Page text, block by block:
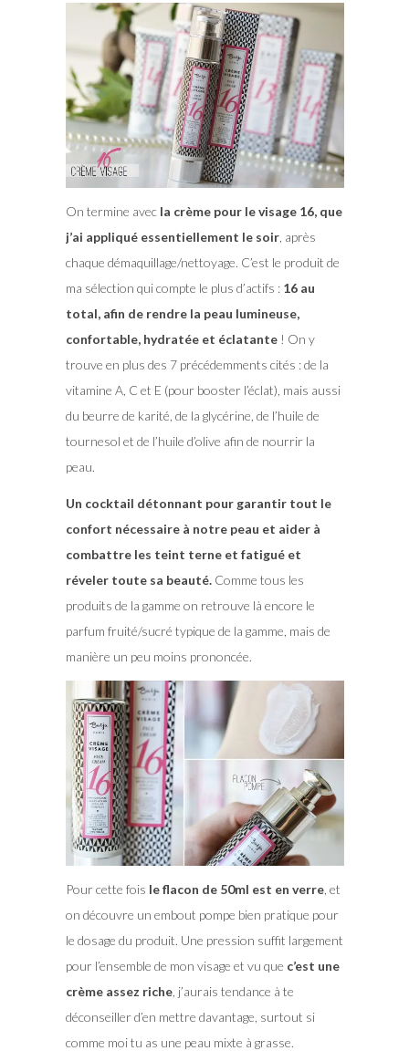
On termine avecla crème pour le visage 16, que
j’ai appliqué essentiellement le soir, après
chaque démaquillage/nettoyage. C’est le produit de
ma sélection qui compte le plus d’actifs : 16 au
total, afin de rendre la peau lumineuse,
confortable, hydratée et éclatante! On y
trouve en plus des 7 précédemments cités : de la
vitamine A, C et E (pour booster l’éclat), mais aussi
du beurre de karité, de la glycérine, de l’huile de
tournesol et de l’huile d’olive afin de nourrir la
peau.
Un cocktail détonnant pour garantir tout le
confort nécessaire à notre peau et aider à
combattre les teint terne et fatigué et
réveler toute sa beauté.Comme tous les
produits de la gamme on retrouve là encore le
parfum fruité/sucré typique de la gamme, mais de
manière un peu moins prononcée.
Pour cette fois le flacon de 50ml est en verre, et
on découvre un embout pompe bien pratique pour
le dosage du produit. Une pression suffit largement
pour l’ensemble de mon visage et vu que c’est une
crème assez riche, j’aurais tendance à te
déconseiller d’en mettre davantage, surtout si
comme moi tu as une peau mixte à grasse.